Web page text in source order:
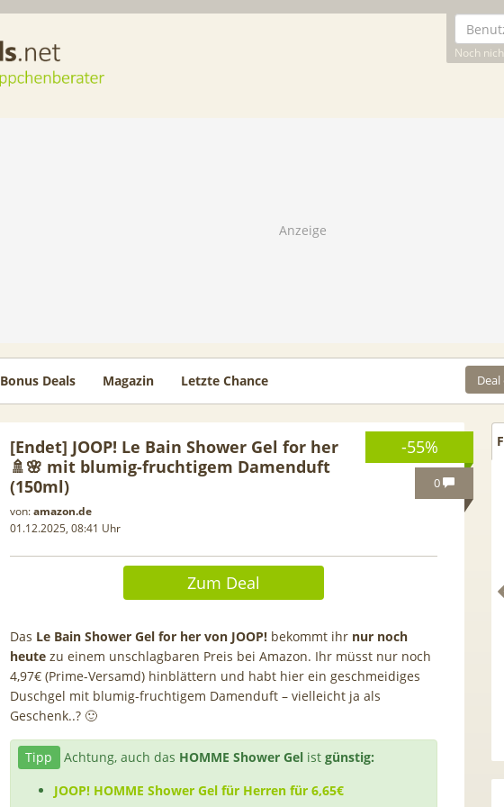
Noch
Bonus Deals Magazin Letzte Chance
-55%
0
[Endet] JOOP! Le Bain Shower Gel for her
🚿🌸 mit blumig-fruchtigem Damenduft
(150ml)
von:amazon.de
01.12.2025, 08:41 Uhr
Zum Deal
Das Le Bain Shower Gel for her von JOOP! bekommt ihr nur noch
heute zu einem unschlagbaren Preis bei Amazon. Ihr müsst nur noch
4,97€ (Prime-Versamd) hinblättern und habt hier ein geschmeidiges
Duschgel mit blumig-fruchtigem Damenduft – vielleicht ja als
Geschenk..? 🙂
Tipp Achtung, auch das HOMME Shower Gel ist günstig:
JOOP! HOMME Shower Gel für Herren für 6,65€
Anker SOLIX Solarbank E1600
Gen2 🔋 1600Wh mit integr. 0W
Schalter, LiFePO4 Akku
kostenloses ING Giro + Depot
(1.000€ Geldeingang / U28) +
gratis VISA + 3,75% Zinsen